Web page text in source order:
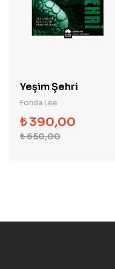
Yeşim Şehri
Fonda Lee
₺650,00
₺390,00